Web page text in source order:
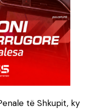
të Shkupit, ky